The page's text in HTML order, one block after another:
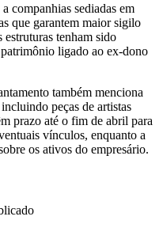
companhias sediadas em
que garantem maior sigilo
estruturas tenham sido
ligado ao ex-dono
também menciona
peças de artistas
prazo até o fim de abril para
vínculos, enquanto a
os ativos do empresário.